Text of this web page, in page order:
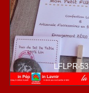
LFLPR-53